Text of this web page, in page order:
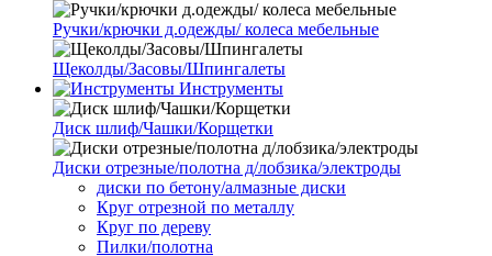
Ручки/крючки д.одежды/ колеса мебельные
Щеколды/Засовы/Шпингалеты
Инструменты
Диск шлиф/Чашки/Корщетки
Диски отрезные/полотна д/лобзика/электроды
диски по бетону/алмазные диски
Круг отрезной по металлу
Круг по дереву
Пилки/полотна